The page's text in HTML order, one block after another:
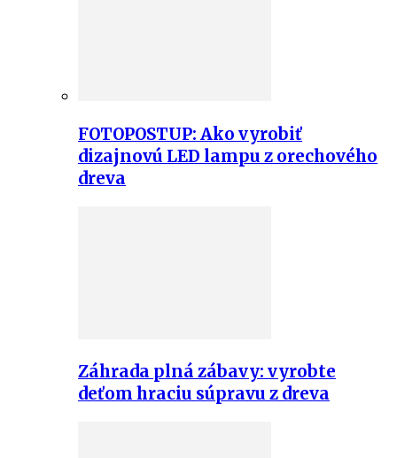
FOTOPOSTUP: Ako vyrobiť
dizajnovú LED lampu z orechového
dreva
Záhrada plná zábavy: vyrobte
deťom hraciu súpravu z dreva